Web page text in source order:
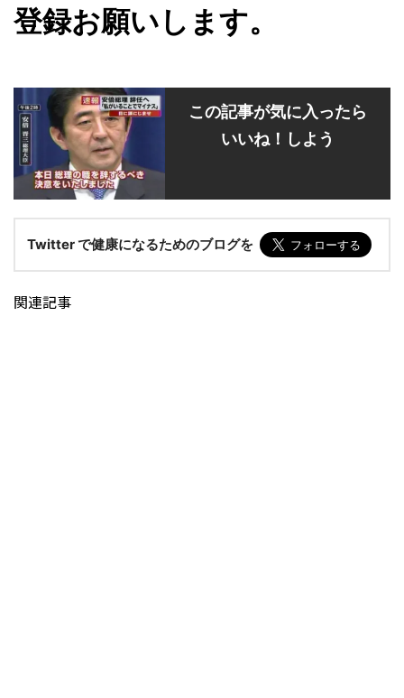
登録お願いします。
この記事が気に入ったら
いいね！しよう
Twitter で健康になるためのブログを
関連記事